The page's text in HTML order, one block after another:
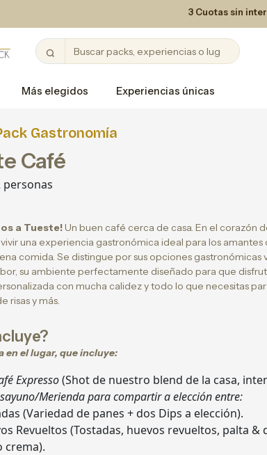
3 Cuotas sin
Más elegidos Experiencias únicas
Gastronomía
Café
personas
a Tueste!Un buen café cerca de casa. En el corazón
una experiencia gastronómica ideal para los amantes
comida. Se distingue por sus opciones gastronómicas
su ambiente perfectamente diseñado para que
con mucha calidez y todo lo que necesitas
risas y más.
en el lugar, que incluye:
Expresso(Shot de nuestro blend de la casa,
Merienda para compartir a elección entre:
(Variedad de panes + dos Dips a elección).
Revueltos (Tostadas, huevos revueltos, palta &
crema).